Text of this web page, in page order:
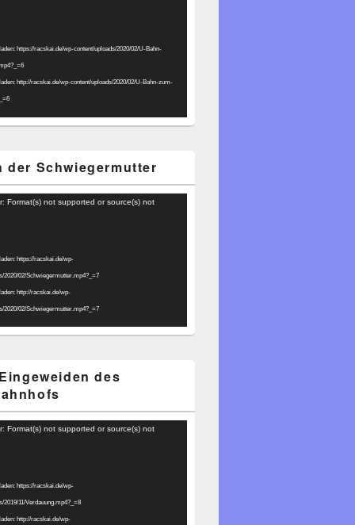
https://racskai.de/wp-content/uploads/2020/02/U-Bahn-
http://racskai.de/wp-content/uploads/2020/02/U-Bahn-zum-
der Schwiegermutter
Format(s) not supported or source(s) not
https://racskai.de/wp-
2020/02/Schwiegermutter.mp4?_=7
http://racskai.de/wp-
2020/02/Schwiegermutter.mp4?_=7
des
Format(s) not supported or source(s) not
https://racskai.de/wp-
2019/11/Verdauung.mp4?_=8
http://racskai.de/wp-